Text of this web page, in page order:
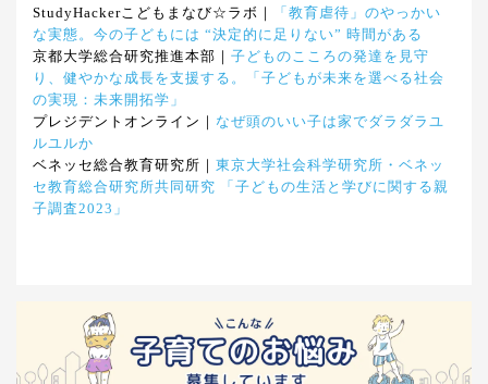
StudyHackerこどもまなび☆ラボ｜
「教育虐待」のやっかい
な実態。今の子どもには “決定的に足りない” 時間がある
京都大学総合研究推進本部｜ 子どものこころの発達を見守
り、健やかな成長を支援する。「子どもが未来を選べる社会
の実現：未来開拓学」
プレジデントオンライン｜ なぜ頭のいい子は家でダラダラユ
ルユルか
ベネッセ総合教育研究所｜ 東京大学社会科学研究所・ベネッ
セ教育総合研究所共同研究 「子どもの生活と学びに関する親
子調査2023」